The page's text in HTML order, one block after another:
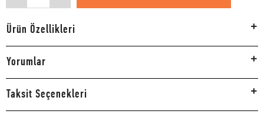
Ürün Özellikleri
Yorumlar
Taksit Seçenekleri